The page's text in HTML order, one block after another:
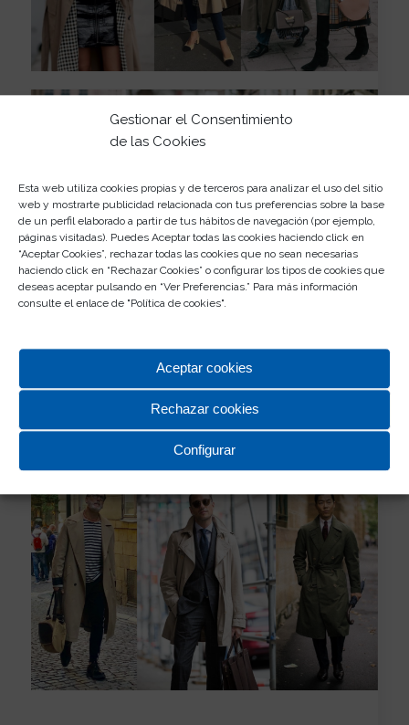
Gestionar el Consentimiento
de las Cookies
Esta web utiliza cookies propias y de terceros para analizar el uso del sitio
web y mostrarte publicidad relacionada con tus preferencias sobre la base
de un perfil elaborado a partir de tus hábitos de navegación (por ejemplo,
páginas visitadas). Puedes Aceptar todas las cookies haciendo click en
“Aceptar Cookies”, rechazar todas las cookies que no sean necesarias
haciendo click en “Rechazar Cookies” o configurar los tipos de cookies que
deseas aceptar pulsando en “Ver Preferencias.” Para más información
consulte el enlace de "Política de cookies".
Aceptar cookies
Rechazar cookies
Configurar
Y, por supuesto, esta pieza que se creó para los
hombres,sigue siendo un básico en los armarios de